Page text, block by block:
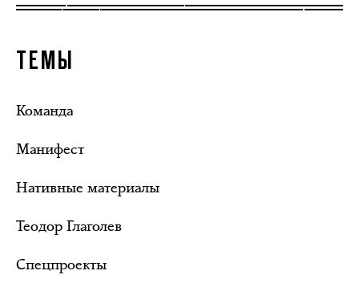
ТЕМЫ
Команда
Манифест
Нативные материалы
Теодор Глаголев
Спецпроекты